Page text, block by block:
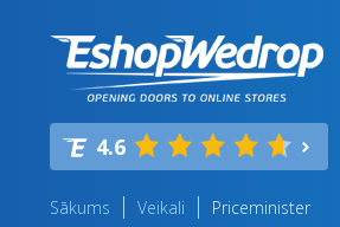
4.6
Sākums Veikali Priceminister